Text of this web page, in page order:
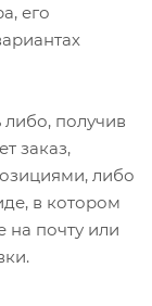
его
либо, получив
заказ,
либо
в котором
на почту или